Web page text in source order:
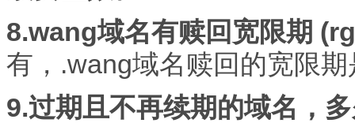
8.wang域名有赎回宽限期
有，.wang域名赎回的宽限
9.过期且不再续期的域名，